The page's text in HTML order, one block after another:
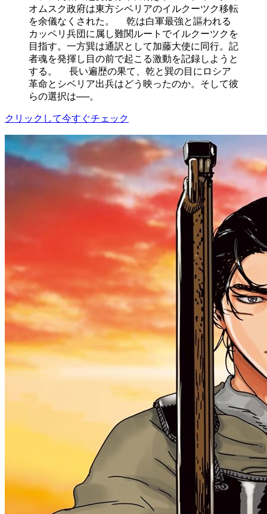
オムスク政府は東方シベリアのイルクーツク移転
を余儀なくされた。 乾は白軍最強と謳われる
カッペリ兵団に属し難関ルートでイルクーツクを
目指す。一方巽は通訳として加藤大使に同行。記
者魂を発揮し目の前で起こる激動を記録しようと
する。 長い遍歴の果て、乾と巽の目にロシア
革命とシベリア出兵はどう映ったのか。そして彼
らの選択は──。
クリックして今すぐチェック